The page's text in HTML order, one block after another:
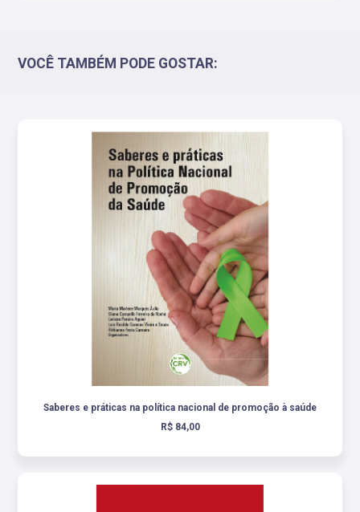
VOCÊ TAMBÉM PODE GOSTAR:
Saberes e práticas na política nacional de promoção à saúde
R$ 84,00